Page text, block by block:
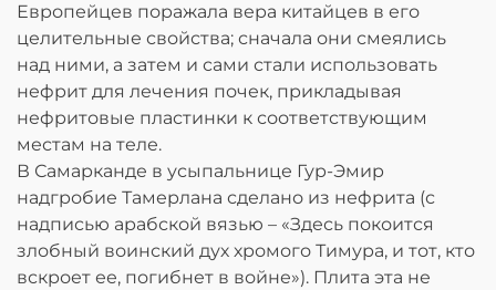
Европейцев поражала вера китайцев в его
целительные свойства; сначала они смеялись
над ними, а затем и сами стали использовать
нефрит для лечения почек, прикладывая
нефритовые пластинки к соответствующим
местам на теле.
В Самарканде в усыпальнице Гур-Эмир
надгробие Тамерлана сделано из нефрита (с
надписью арабской вязью – «Здесь покоится
злобный воинский дух хромого Тимура, и тот, кто
вскроет ее, погибнет в войне»). Плита эта не